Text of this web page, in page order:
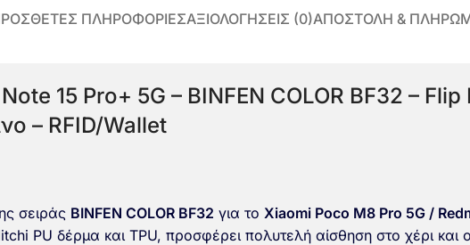
ΠΛΗΡΟΦΟΡΊΕΣΑΞΙΟΛΟΓΉΣΕΙΣ (0)ΑΠΟΣΤΟΛΗ &
15 Pro+ 5G – BINFEN COLOR BF32 –
– RFID/Wallet
σειράς BINFEN COLOR BF32 για το Xiaomi Poco M8 Pro 5G /
PU δέρμα και TPU, προσφέρει πολυτελή αίσθηση στο χέρι